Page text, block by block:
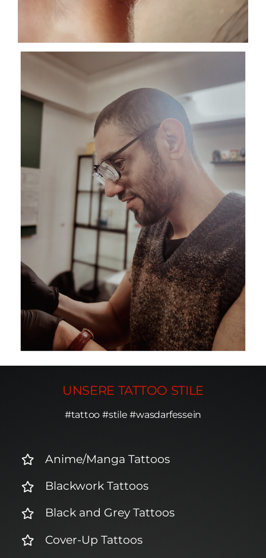
UNSERE TATTOO STILE
#tattoo #stile #wasdarfessein
Anime/Manga Tattoos
Blackwork Tattoos
Black and Grey Tattoos
Cover-Up Tattoos